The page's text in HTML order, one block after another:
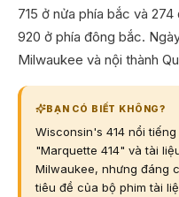
715 ở nửa phía bắc và
920 ở phía đông bắc.
Milwaukee và nội thành
BẠN CÓ BIẾT KHÔNG?
Wisconsin's 414 nổi
"Marquette 414" và tài
Milwaukee, nhưng đáng
tiêu đề của bộ phim tài